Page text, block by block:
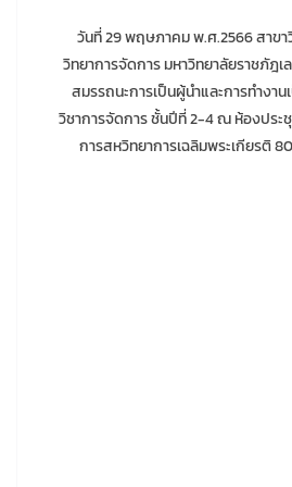
วันที่ 29 พฤษภาคม พ.ศ.2566 สาข
วิทยาการจัดการ มหาวิทยาลัยราชภัฎเ
สมรรถนะการเป็นผู้นำและการทำงา
วิชาการจัดการ ชั้นปีที่ 2-4 ณ ห้องปร
การสหวิทยาการเฉลิมพระเกียรติ